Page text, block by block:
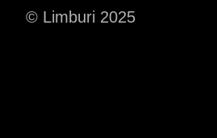
© Limburi 2025